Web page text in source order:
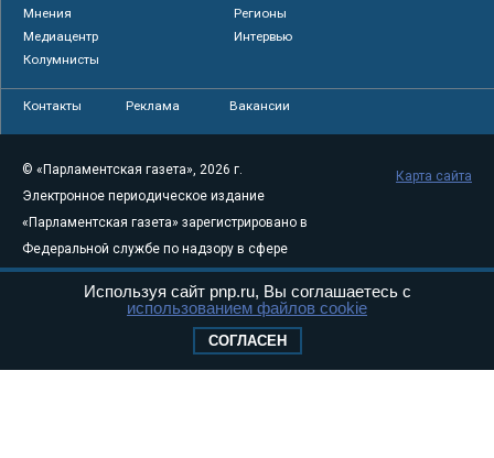
Мнения
Регионы
Медиацентр
Интервью
Колумнисты
Контакты Реклама Вакансии
© «Парламентская газета», 2026 г.
Электронное периодическое издание
«Парламентская газета» зарегистрировано в
Федеральной службе по надзору в сфере
связи, информационных технологий и
массовых коммуникаций (Роскомнадзор) 05
Свидетельство о регистрации Эл № ФС77-
Карта сайта
Используя сайт pnp.ru, Вы соглашаетесь с
использованием файлов cookie
СОГЛАСЕН